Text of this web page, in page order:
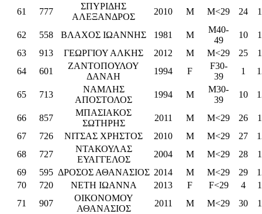
61 777
ΣΠΥΡΙΔΗΣ
ΑΛΕΞΑΝΔΡΟΣ
2010 M M<29 24
62 558 ΒΛΑΧΟΣ ΙΩΑΝΝΗΣ 1981 M
M40-
49
10
63
913 ΓΕΩΡΓΙΟΥ ΑΛΚΗΣ 2012 M M<29 25
64
601
ΖΑΝΤΟΠΟΥΛΟΥ
ΔΑΝΑΗ
1994 F
F30-
39
1
65 713
ΝΑΜΛΗΣ
ΑΠΟΣΤΟΛΟΣ
1994 M
M30-
39
10
66 857
ΜΠΑΣΙΑΚΟΣ
ΣΩΤΗΡΗΣ
2011 M M<29 26
67
726 ΝΙΤΣΑΣ ΧΡΗΣΤΟΣ 2010 M M<29 27
68
727
ΝΤΑΚΟΥΛΑΣ
ΕΥΑΓΓΕΛΟΣ
2004 M M<29 28
69
595 ΔΡΟΣΟΣ ΑΘΑΝΑΣΙΟΣ 2014 M M<29 29
70
720 ΝΕΤΗ ΙΩΑΝΝΑ 2013 F F<29 4
71
907
ΟΙΚΟΝΟΜΟΥ
ΑΘΑΝΑΣΙΟΣ
2011 M M<29 30